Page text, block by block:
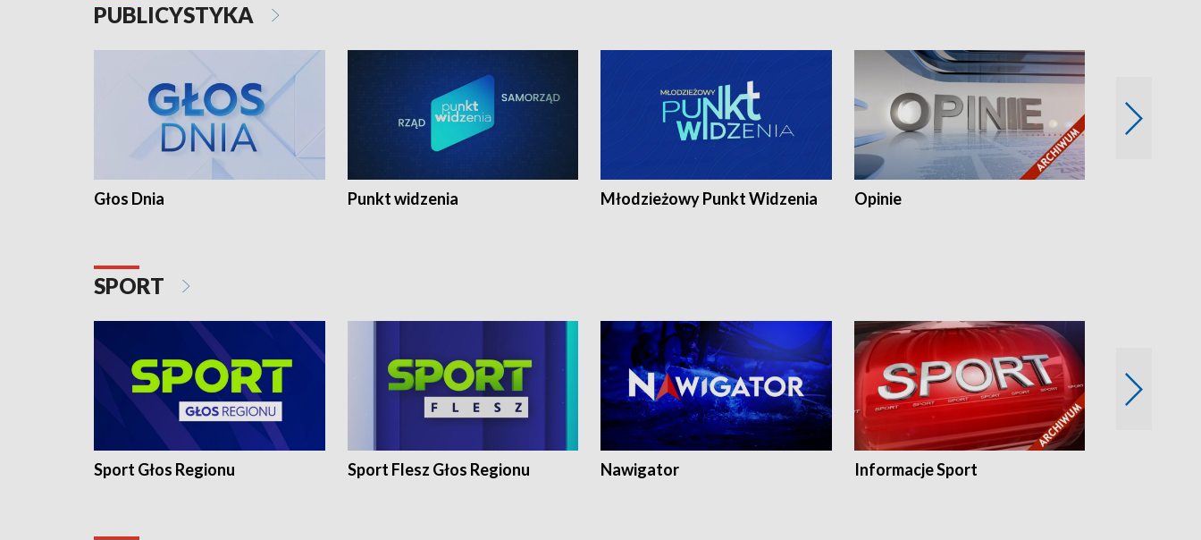
PUBLICYSTYKA
Głos Dnia Punkt widzenia Młodzieżowy Punkt Widzenia Opinie
SPORT
Sport Głos Regionu Sport Flesz Głos Regionu Nawigator Informacje Sport